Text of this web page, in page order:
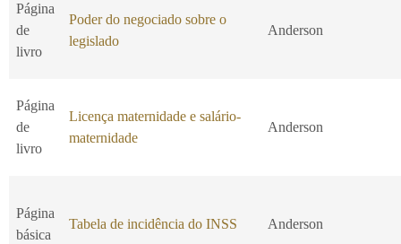
Página
de
livro
Poder do negociado sobre o
legislado
Anderson
Página
de
livro
Licença maternidade e salário-
maternidade
Anderson
Página
básica
Tabela de incidência do INSS Anderson